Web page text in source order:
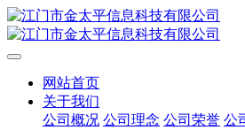
网站首页
关于我们
公司概况 公司理念 公司荣誉 公